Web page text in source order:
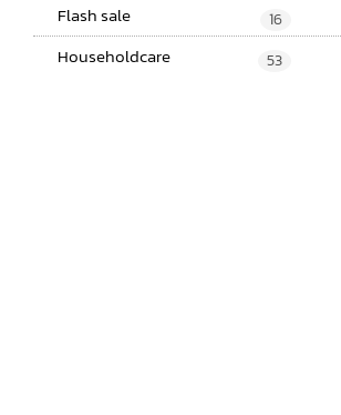
Flash sale 16
Householdcare 53